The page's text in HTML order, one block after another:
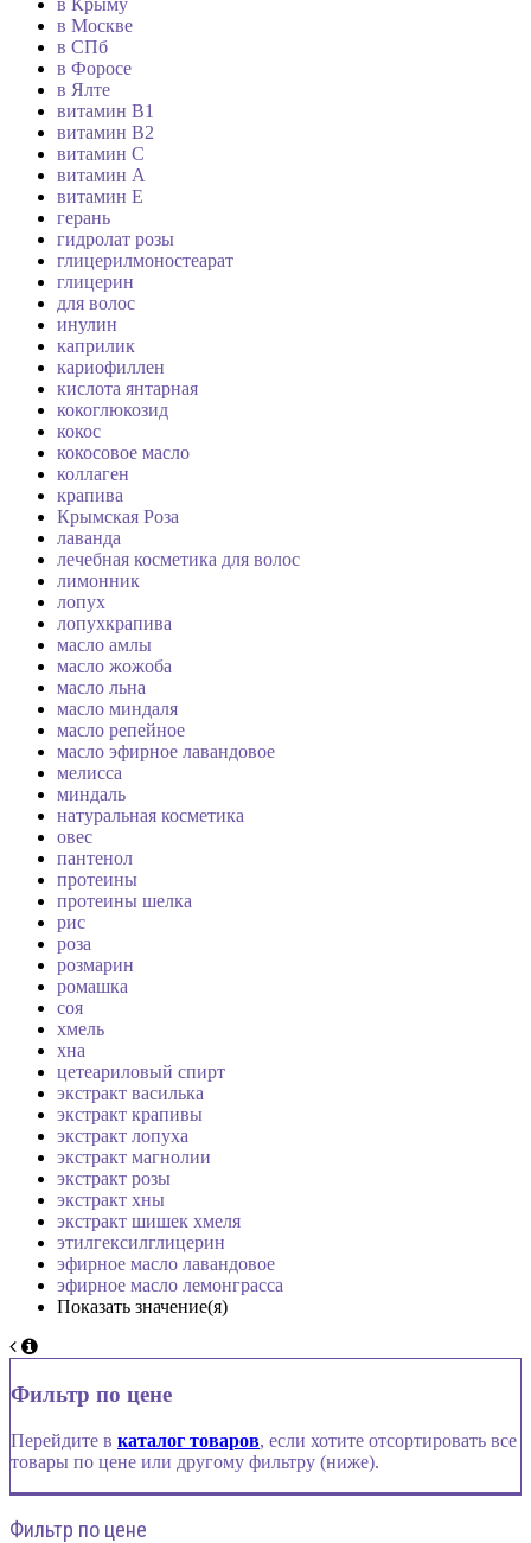
в Крыму
в Москве
в СПб
в Форосе
в Ялте
витамин B1
витамин B2
витамин C
витамин А
витамин Е
герань
гидролат розы
глицерилмоностеарат
глицерин
для волос
инулин
каприлик
кариофиллен
кислота янтарная
кокоглюкозид
кокос
кокосовое масло
коллаген
крапива
Крымская Роза
лаванда
лечебная косметика для волос
лимонник
лопух
лопухкрапива
масло амлы
масло жожоба
масло льна
масло миндаля
масло репейное
масло эфирное лавандовое
мелисса
миндаль
натуральная косметика
овес
пантенол
протеины
протеины шелка
рис
роза
розмарин
ромашка
соя
хмель
хна
цетеариловый спирт
экстракт василька
экстракт крапивы
экстракт лопуха
экстракт магнолии
экстракт розы
экстракт хны
экстракт шишек хмеля
этилгексилглицерин
эфирное масло лавандовое
эфирное масло лемонграсса
Показать значение(я)
Фильтр по цене
Перейдите в каталог товаров, если хотите отсортировать все
товары по цене или другому фильтру (ниже).
Фильтр по цене